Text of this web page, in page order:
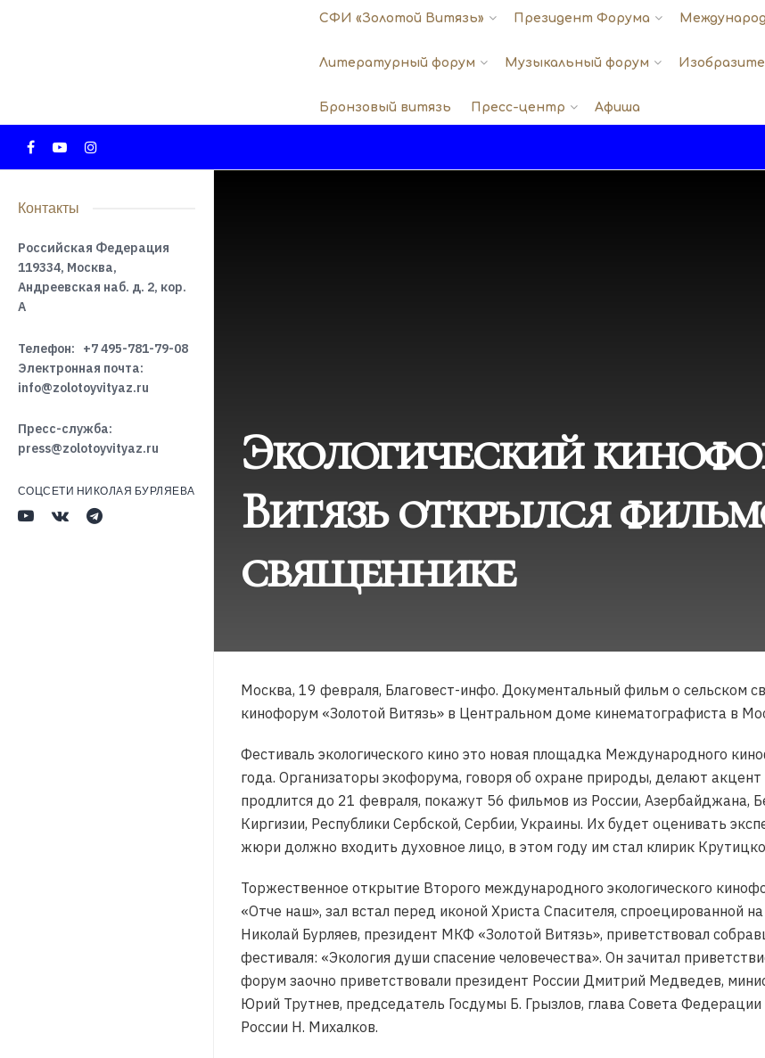
Контакты
Российская Федерация
119334, Москва,
Андреевская наб. д. 2, кор.
А
Телефон: +7 495-781-79-08
Электронная почта:
info@zolotoyvityaz.ru
Пресс-служба:
press@zolotoyvityaz.ru
СОЦСЕТИ НИКОЛАЯ БУРЛЯЕВА
СФИ «Золотой Витязь» Президент Форума
Литературный форум Музыкальный форум
Бронзовый витязь Пресс-центр Афиша
Экологический
Витязь открылся
священнике
Москва, 19 февраля, Благовест-инфо. Документальный фильм о сельском
кинофорум «Золотой Витязь» в Центральном доме кинематографиста в
Фестиваль экологического кино это новая площадка Международного
года. Организаторы экофорума, говоря об охране природы, делают
продлится до 21 февраля, покажут 56 фильмов из России, Азербайджана,
Киргизии, Республики Сербской, Сербии, Украины. Их будет оценивать
жюри должно входить духовное лицо, в этом году им стал клирик
Торжественное открытие Второго международного экологического
«Отче наш», зал встал перед иконой Христа Спасителя, спроецированной
Николай Бурляев, президент МКФ «Золотой Витязь», приветствовал
фестиваля: «Экология души спасение человечества». Он зачитал
форум заочно приветствовали президент России Дмитрий Медведев,
Юрий Трутнев, председатель Госдумы Б. Грызлов, глава Совета
России Н. Михалков.